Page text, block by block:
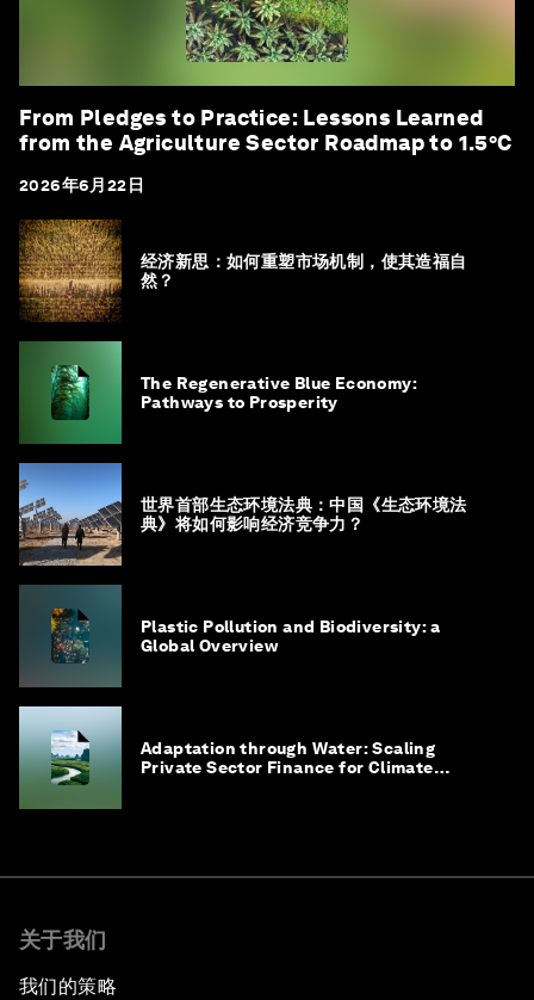
From Pledges to Practice: Lessons Learned
from the Agriculture Sector Roadmap to 1.5°C
2026年6月22日
经济新思：如何重塑市场机制，使其造福自
然？
The Regenerative Blue Economy:
Pathways to Prosperity
世界首部生态环境法典：中国《生态环境法
典》将如何影响经济竞争力？
Plastic Pollution and Biodiversity: a
Global Overview
Adaptation through Water: Scaling
Private Sector Finance for Climate
关于我们
我们的策略